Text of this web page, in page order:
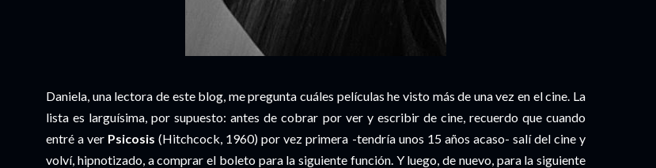
Daniela, una lectora de este blog, me pregunta cuáles películas he visto más de una vez en el cine. La
lista es larguísima, por supuesto: antes de cobrar por ver y escribir de cine, recuerdo que cuando
entré a ver Psicosis(Hitchcock, 1960) por vez primera -tendría unos 15 años acaso- salí del cine y
volví, hipnotizado, a comprar el boleto para la siguiente función. Y luego, de nuevo, para la siguiente